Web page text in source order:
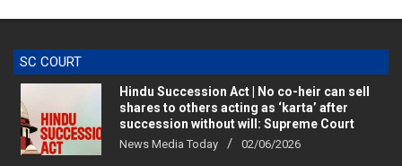
shares to others acting as ‘karta’ after
succession without will: Supreme Court
News Media Today 02/06/2026